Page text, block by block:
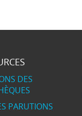
DES
PARUTIONS